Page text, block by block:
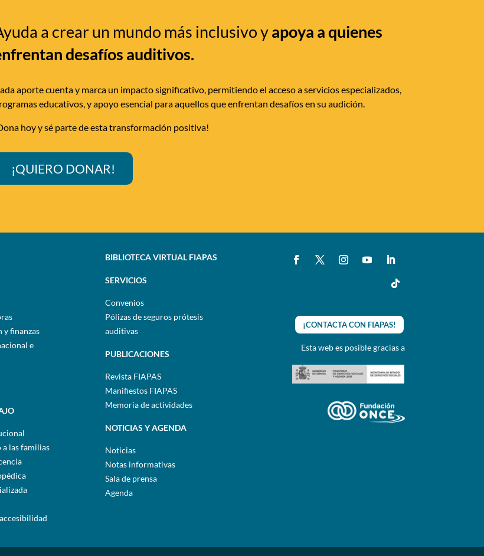
a crear un mundo más inclusivo yapoya a quienes
desafíos auditivos.
aporte cuenta y marca un impacto significativo, permitiendo el acceso a servicios especializados,
educativos, y apoyo esencial para aquellos que enfrentan desafíos en su audición.
hoy y sé parte de esta transformación positiva!
¡QUIERO DONAR!
y finanzas
e
las familias
BIBLIOTECA VIRTUAL FIAPAS
SERVICIOS
Convenios
Pólizas de seguros prótesis
auditivas
PUBLICACIONES
Revista FIAPAS
Manifiestos FIAPAS
Memoria de actividades
NOTICIAS Y AGENDA
Noticias
Notas informativas
Sala de prensa
Agenda
¡CONTACTA CON FIAPAS!
Esta web es posible gracias a